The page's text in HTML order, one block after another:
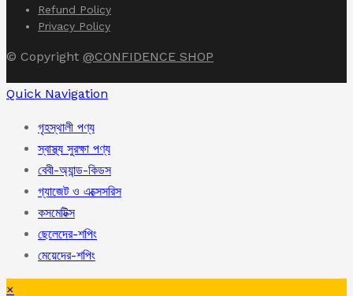
Refund Policy
Privacy Policy
© Copyright @CONFIDENCE SHOP
Quick Navigation
গৃহস্থালী পণ্য
স্বাস্থ্য সুরক্ষা পণ্য
বেবী-অ্যান্ড-কিডস
গ্যাজেট ও এক্সেসরিস
কসমেটিক্স
ছেলেদের-শপিং
মেয়েদের-শপিং
×